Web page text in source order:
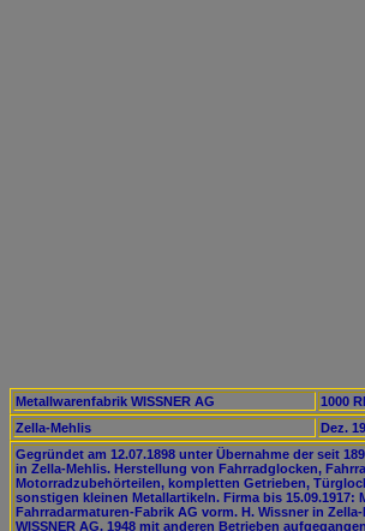
Metallwarenfabrik WISSNER AG 1000
Zella-Mehlis
Dez.
Gegründet am 12.07.1898 unter Übernahme der seit
in Zella-Mehlis. Herstellung von Fahrradglocken,
Motorradzubehörteilen, kompletten Getrieben,
sonstigen kleinen Metallartikeln. Firma bis 15.09.1917:
Fahrradarmaturen-Fabrik AG vorm. H. Wissner in
WISSNER AG. 1948 mit anderen Betrieben